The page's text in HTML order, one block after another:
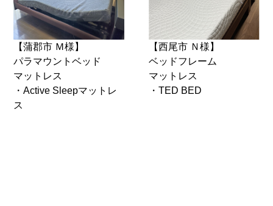
【蒲郡市 Ｍ様】
パラマウントベッド
マットレス
・Active Sleepマットレ
ス
【西尾市 Ｎ様】
ベッドフレーム
マットレス
・TED BED